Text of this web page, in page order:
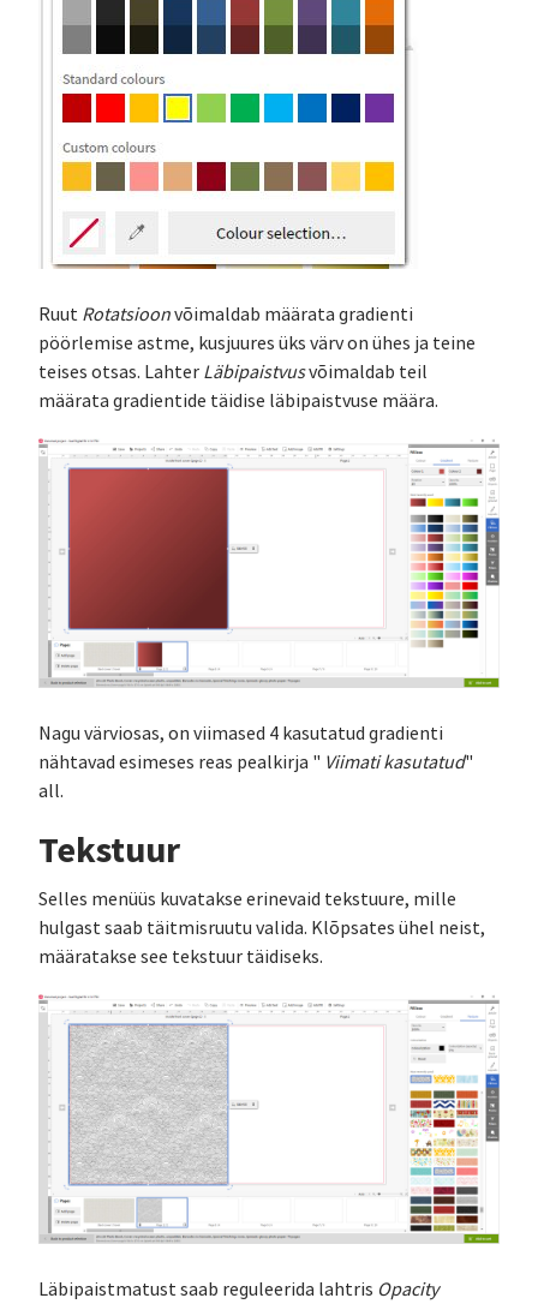
Ruut Rotatsioonvõimaldab määrata gradienti
pöörlemise astme, kusjuures üks värv on ühes ja teine
teises otsas. Lahter Läbipaistvusvõimaldab teil
määrata gradientide täidise läbipaistvuse määra.
Nagu värviosas, on viimased 4 kasutatud gradienti
nähtavad esimeses reas pealkirja " Viimati kasutatud"
all.
Tekstuur
Selles menüüs kuvatakse erinevaid tekstuure, mille
hulgast saab täitmisruutu valida. Klõpsates ühel neist,
määratakse see tekstuur täidiseks.
Läbipaistmatust saab reguleerida lahtris Opacity